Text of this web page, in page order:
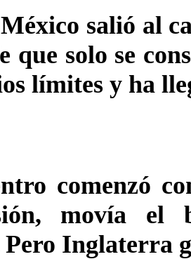
salió al
que solo se
límites y ha
comenzó
movía el
Pero Inglaterra